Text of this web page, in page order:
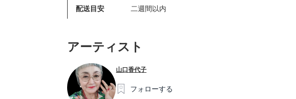
配送目安
二週間以内
アーティスト
山口香代子
フォローする